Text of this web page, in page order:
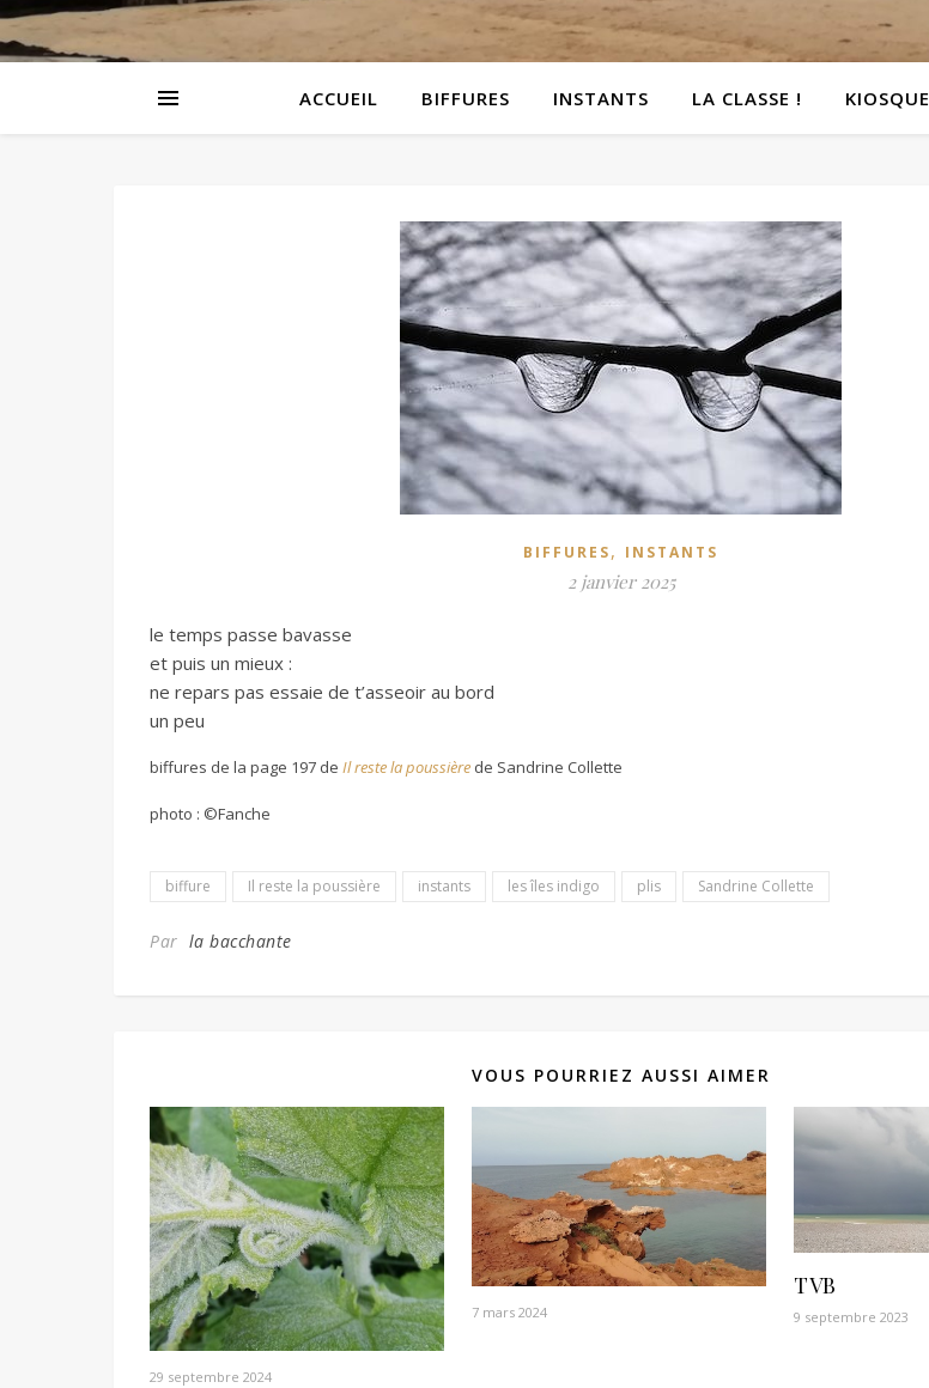
ACCUEIL BIFFURES INSTANTS LA CLASSE ! KIOSQUE
BIFFURES, INSTANTS
2 janvier 2025
le temps passe bavasse
et puis un mieux :
ne repars pas essaie de t’asseoir au bord
un peu
biffures de la page 197 de Il reste la poussière de Sandrine Collette
photo : ©Fanche
biffure Il reste la poussière instants les îles indigo plis Sandrine Collette
Par la bacchante
VOUS POURRIEZ AUSSI AIMER
29 septembre 2024
7 mars 2024
TVB
9 septembre 2023